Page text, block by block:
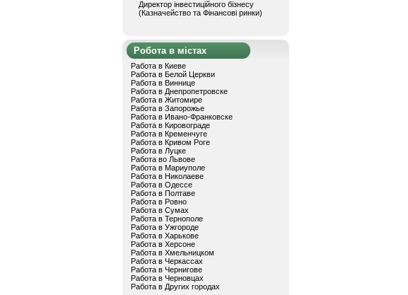
Директор інвестиційного бізнесу
(Казначейство та Фінансові ринки)
Робота в містах
Работа в Киеве
Работа в Белой Церкви
Работа в Виннице
Работа в Днепропетровске
Работа в Житомире
Работа в Запорожье
Работа в Ивано-Франковске
Работа в Кировограде
Работа в Кременчуге
Работа в Кривом Роге
Работа в Луцке
Работа во Львове
Работа в Мариуполе
Работа в Николаеве
Работа в Одессе
Работа в Полтаве
Работа в Ровно
Работа в Сумах
Работа в Тернополе
Работа в Ужгороде
Работа в Харькове
Работа в Херсоне
Работа в Хмельницком
Работа в Черкассах
Работа в Чернигове
Работа в Черновцах
Работа в Других городах